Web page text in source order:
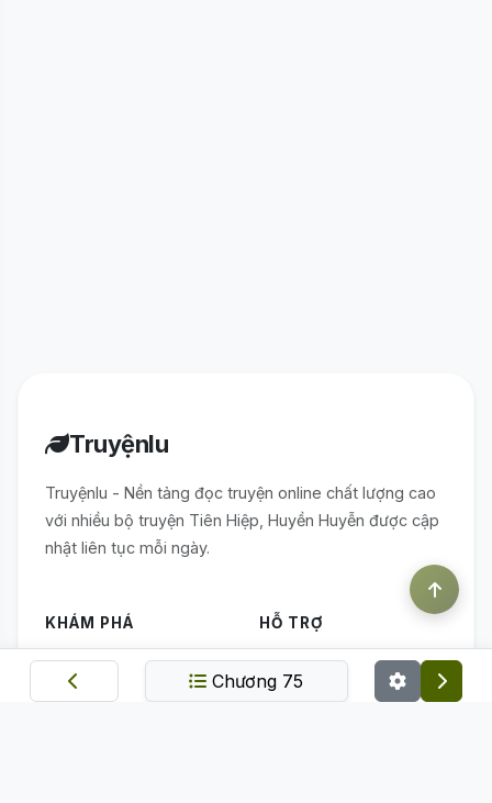
Chương 75
Truyệnlu
Truyệnlu - Nền tảng đọc truyện online chất lượng cao
với nhiều bộ truyện Tiên Hiệp, Huyền Huyễn được cập
nhật liên tục mỗi ngày.
KHÁM PHÁ
Trang chủ
Thể loại
HỖ TRỢ
Điều khoản sử dụng
Chính sách bảo mật